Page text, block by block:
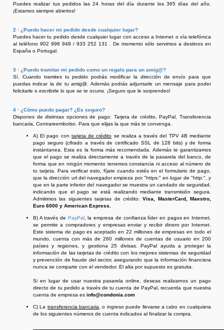
Puedes realizar tus pedidos las 24 horas del día durante los 365 días del año.
¡Estamos siempre abiertos!
2 · ¿Puedo hacer mi pedido desde cualquier lugar?
Puedes hacer tu pedido desde cualquier lugar con acceso a Internet o vía telefónica
al teléfono 902 998 948 / 933 252 131 . De momento sólo servimos a destinos en
España o Portugal.
3 · ¿Puedo tramitar mi pedido como un regalo para un amig@?
Sí. Cuando tramites tu pedido podrás modificar la dirección de envío para que
puedas indicar la de tu amig@. Además podrás adjuntarle un mensaje para poder
felicitarle o escribirle lo que se te ocurra. ¡Seguro que le sorprendes!
4 · ¿Cómo puedo pagar? ¿Es seguro?
Dispones de distintas opciones de pago: Tarjeta de crédito, PayPal, Transferencia
bancaria, Contrareembolso. Para que elijas la que más te convenga.
A) El pago con tarjeta de crédito se realiza a través del TPV 4B mediante
pago seguro (cifradoa través de certificado SSL de 128 bits) y de forma
instántanea. Esta es la forma más recomendada. Además te garantizamos
que el pago se realiza directamente a través de la pasarela del banco, de
forma que en ningún momento tenemos constancia ni acceso al número de
tu tarjeta. Para verificar esto, fíjate cuando estés en el formulario de pago,
que la dirección url del navegador empieza por "https:" en lugar de "http:", y
que en la parte inferior del navegador se muestra un candado de seguridad,
indicando que el pago se está realizando mediante transmisión segura.
Admitimos las siguientes tarjetas de crédito:Visa, MasterCard, Maestro,
Euro 6000 y American Express.
B) A través de PayPal, la empresa de confianza líder en pagos en Internet,
se permite a compradores y empresas enviar y recibir dinero por Internet.
Este sistema de pago es aceptado en 22 millones de empresas en todo el
mundo, cuenta con más de 260 millones de cuentas de usuario en 200
países y regiones, y gestiona 25 divisas. PayPal ayuda a proteger la
información de las tarjetas de crédito con los mejores sistemas de seguridad
y prevención de fraude del sector, asegurando que la información financiera
nunca se comparte con el vendedor. El alta por supuesto es gratuita.
Si en lugar de usar nuestra pasarela online, deseas realizarnos un pago
directo de tu pedido a través de tu cuenta de PayPal, recuerda que nuestra
cuenta de empresa es info@condonia.com
C) La transferencia bancaria
, o ingreso puede llevarse a cabo en cualquiera
de los siguientes números de cuenta indicados al finalizar la compra.